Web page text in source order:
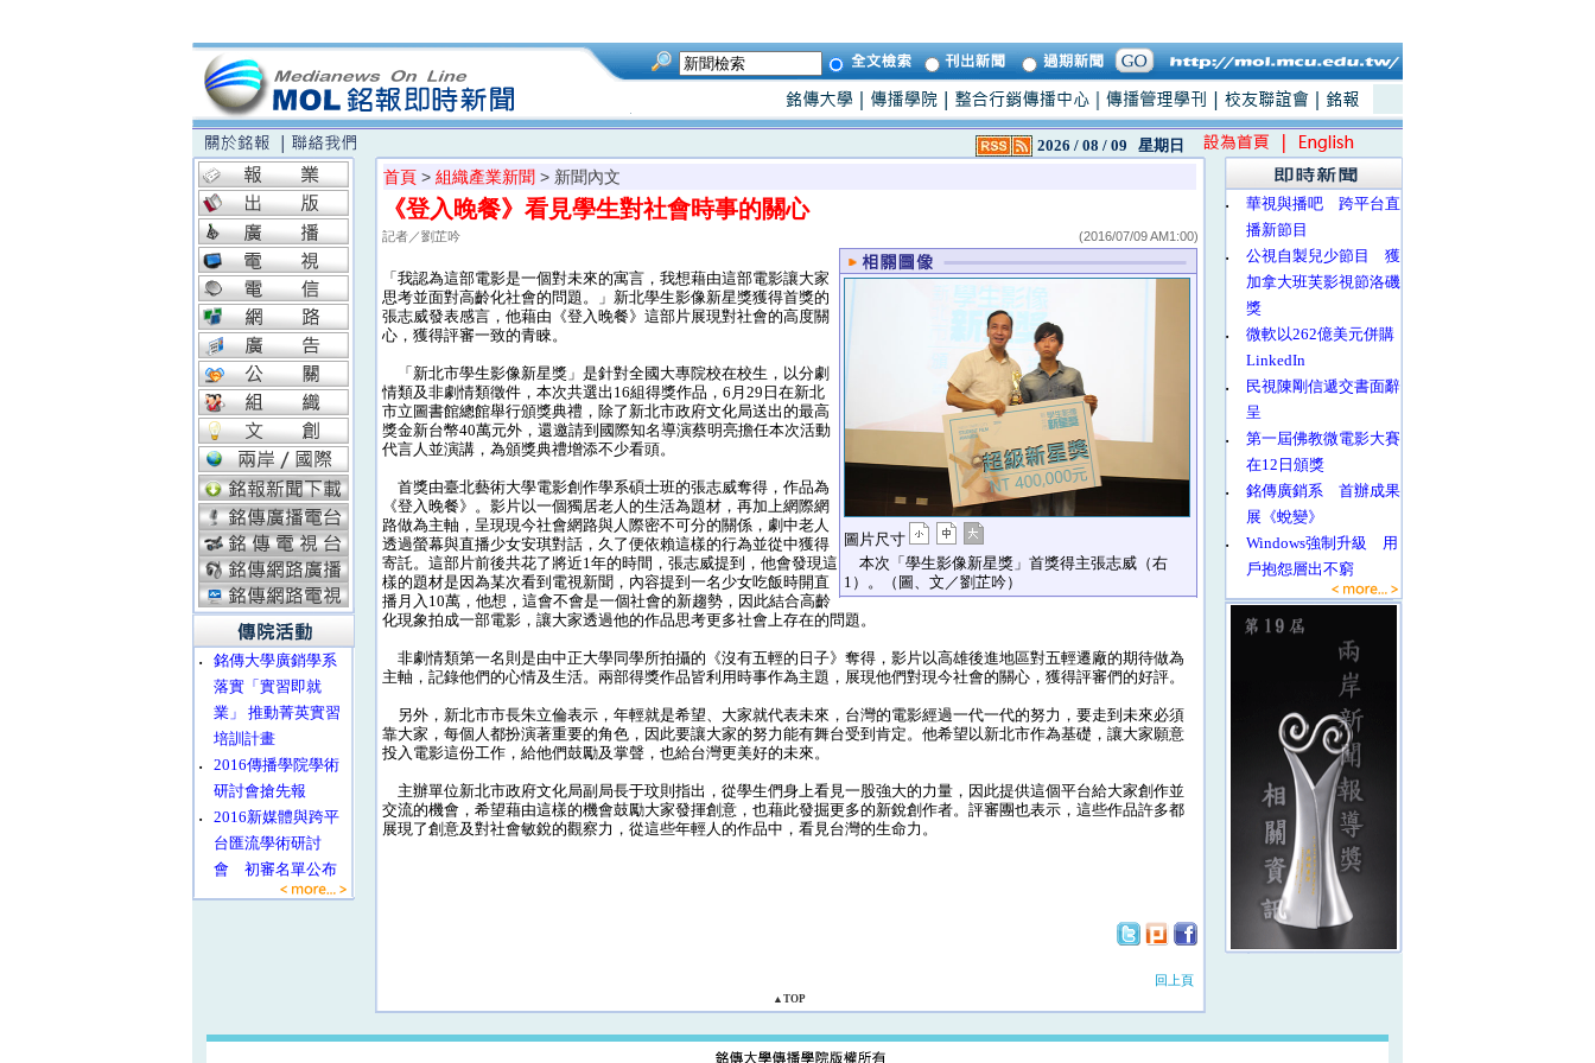
2026 / 08 / 09 星期日
‧
銘傳大學廣銷學系
落實「實習即就
業」 推動菁英實習
培訓計畫
‧
2016傳播學院學術
研討會搶先報
‧
2016新媒體與跨平
台匯流學術研討
會 初審名單公布
首頁 > 組織產業新聞 > 新聞內文
《登入晚餐》看見學生對社會時事的關心
記者／劉芷吟 (2016/07/09 AM1:00)
圖片尺寸
本次「學生影像新星獎」首獎得主張志威（右
1）。（圖、文／劉芷吟）
「我認為這部電影是一個對未來的寓言，我想藉由這部電影讓大家
思考並面對高齡化社會的問題。」新北學生影像新星獎獲得首獎的
張志威發表感言，他藉由《登入晚餐》這部片展現對社會的高度關
心，獲得評審一致的青睞。
「新北市學生影像新星獎」是針對全國大專院校在校生，以分劇
情類及非劇情類徵件，本次共選出16組得獎作品，6月29日在新北
市立圖書館總館舉行頒獎典禮，除了新北市政府文化局送出的最高
獎金新台幣40萬元外，還邀請到國際知名導演蔡明亮擔任本次活動
代言人並演講，為頒獎典禮增添不少看頭。
首獎由臺北藝術大學電影創作學系碩士班的張志威奪得，作品為
《登入晚餐》。影片以一個獨居老人的生活為題材，再加上網際網
路做為主軸，呈現現今社會網路與人際密不可分的關係，劇中老人
透過螢幕與直播少女安琪對話，久了便依賴這樣的行為並從中獲得
寄託。這部片前後共花了將近1年的時間，張志威提到，他會發現這
樣的題材是因為某次看到電視新聞，內容提到一名少女吃飯時開直
播月入10萬，他想，這會不會是一個社會的新趨勢，因此結合高齡
化現象拍成一部電影，讓大家透過他的作品思考更多社會上存在的問題。
非劇情類第一名則是由中正大學同學所拍攝的《沒有五輕的日子》奪得，影片以高雄後進地區對五輕遷廠的期待做為
主軸，記錄他們的心情及生活。兩部得獎作品皆利用時事作為主題，展現他們對現今社會的關心，獲得評審們的好評。
另外，新北市市長朱立倫表示，年輕就是希望、大家就代表未來，台灣的電影經過一代一代的努力，要走到未來必須
靠大家，每個人都扮演著重要的角色，因此要讓大家的努力能有舞台受到肯定。他希望以新北市作為基礎，讓大家願意
投入電影這份工作，給他們鼓勵及掌聲，也給台灣更美好的未來。
主辦單位新北市政府文化局副局長于玟則指出，從學生們身上看見一股強大的力量，因此提供這個平台給大家創作並
交流的機會，希望藉由這樣的機會鼓勵大家發揮創意，也藉此發掘更多的新銳創作者。評審團也表示，這些作品許多都
展現了創意及對社會敏銳的觀察力，從這些年輕人的作品中，看見台灣的生命力。
回上頁
▲TOP
‧
華視與播吧 跨平台直
播新節目
‧
公視自製兒少節目 獲
加拿大班芙影視節洛磯
獎
‧
微軟以262億美元併購
LinkedIn
‧
民視陳剛信遞交書面辭
呈
‧
第一屆佛教微電影大賽
在12日頒獎
‧
銘傳廣銷系 首辦成果
展《蛻變》
‧
Windows強制升級 用
戶抱怨層出不窮